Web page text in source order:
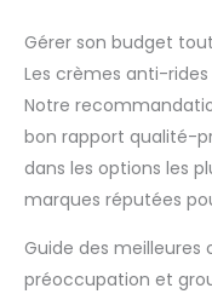
Gérer son budget
Les crèmes anti-
Notre
bon rapport qualité-
dans les options les
marques réputées
Guide des
préoccupation et